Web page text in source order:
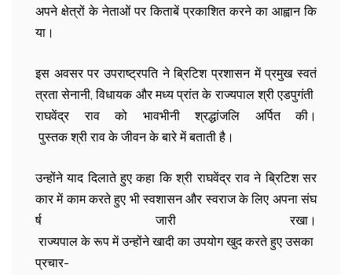
अपने क्षेत्रों के नेताओं पर किताबें प्रकाशित करने का आह्वान कि
या।
इस अवसर पर उपराष्ट्रपति ने ब्रिटिश प्रशासन में प्रमुख स्वतं
त्रता सेनानी, विधायक और मध्य प्रांत के राज्यपाल श्री एडपुगंती
राघवेंद्र राव को भावभीनी श्रद्धांजलि अर्पित की।
पुस्तक श्री राव के जीवन के बारे में बताती है।
उन्होंने याद दिलाते हुए कहा कि श्री राघवेंद्र राव ने ब्रिटिश सर
कार में काम करते हुए भी स्वशासन और स्वराज के लिए अपना संघ
र्ष जारी रखा।
राज्यपाल के रूप में उन्होंने खादी का उपयोग खुद करते हुए उसका
प्रचार-